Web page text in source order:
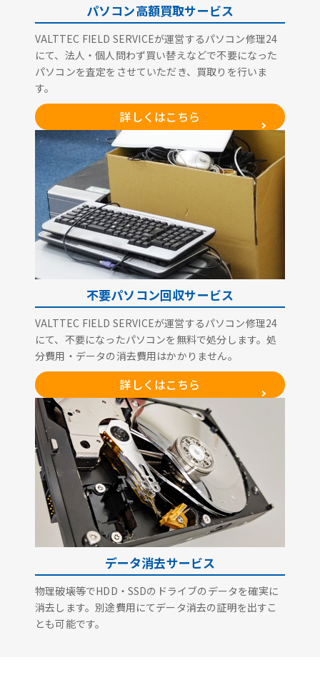
パソコン高額買取サービス
VALTTEC FIELD SERVICEが運営するパソコン修理24
にて、法人・個人問わず買い替えなどで不要になった
パソコンを査定をさせていただき、買取りを行いま
す。
詳しくはこちら
不要パソコン回収サービス
VALTTEC FIELD SERVICEが運営するパソコン修理24
にて、不要になったパソコンを無料で処分します。処
分費用・データの消去費用はかかりません。
詳しくはこちら
データ消去サービス
物理破壊等でHDD・SSDのドライブのデータを確実に
消去します。別途費用にてデータ消去の証明を出すこ
とも可能です。